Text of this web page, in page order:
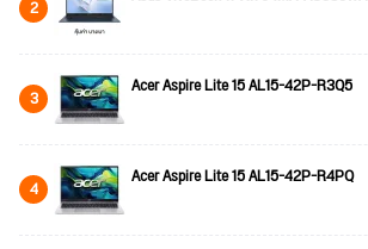
2
3 Acer Aspire Lite 15 AL15-42P-R3Q5
4 Acer Aspire Lite 15 AL15-42P-R4PQ